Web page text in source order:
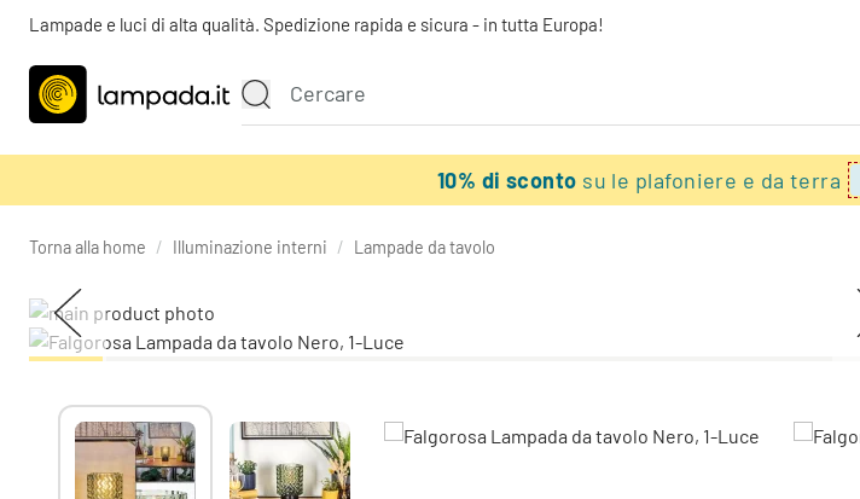
Lampade e luci di alta qualità. Spedizione rapida e sicura - in tutta Europa!
10% di sconto su le plafoniere e da terra
Torna alla home / Illuminazione interni / Lampade da tavolo